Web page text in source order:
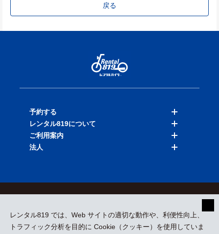
戻る
レンタル819 では、Web サイトの適切な動作や、利便性向上、
トラフィック分析を目的に Cookie（クッキー）を使用していま
予約する
バイクを探す
店舗を探す
レンタル819について
料金表
ご利用案内
法人
採用情報
プレスリリース